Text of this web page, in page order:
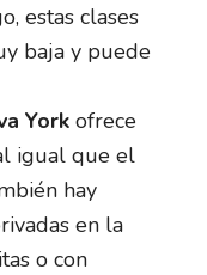
estas clases
baja y puede
York ofrece
igual que el
hay
en la
o con